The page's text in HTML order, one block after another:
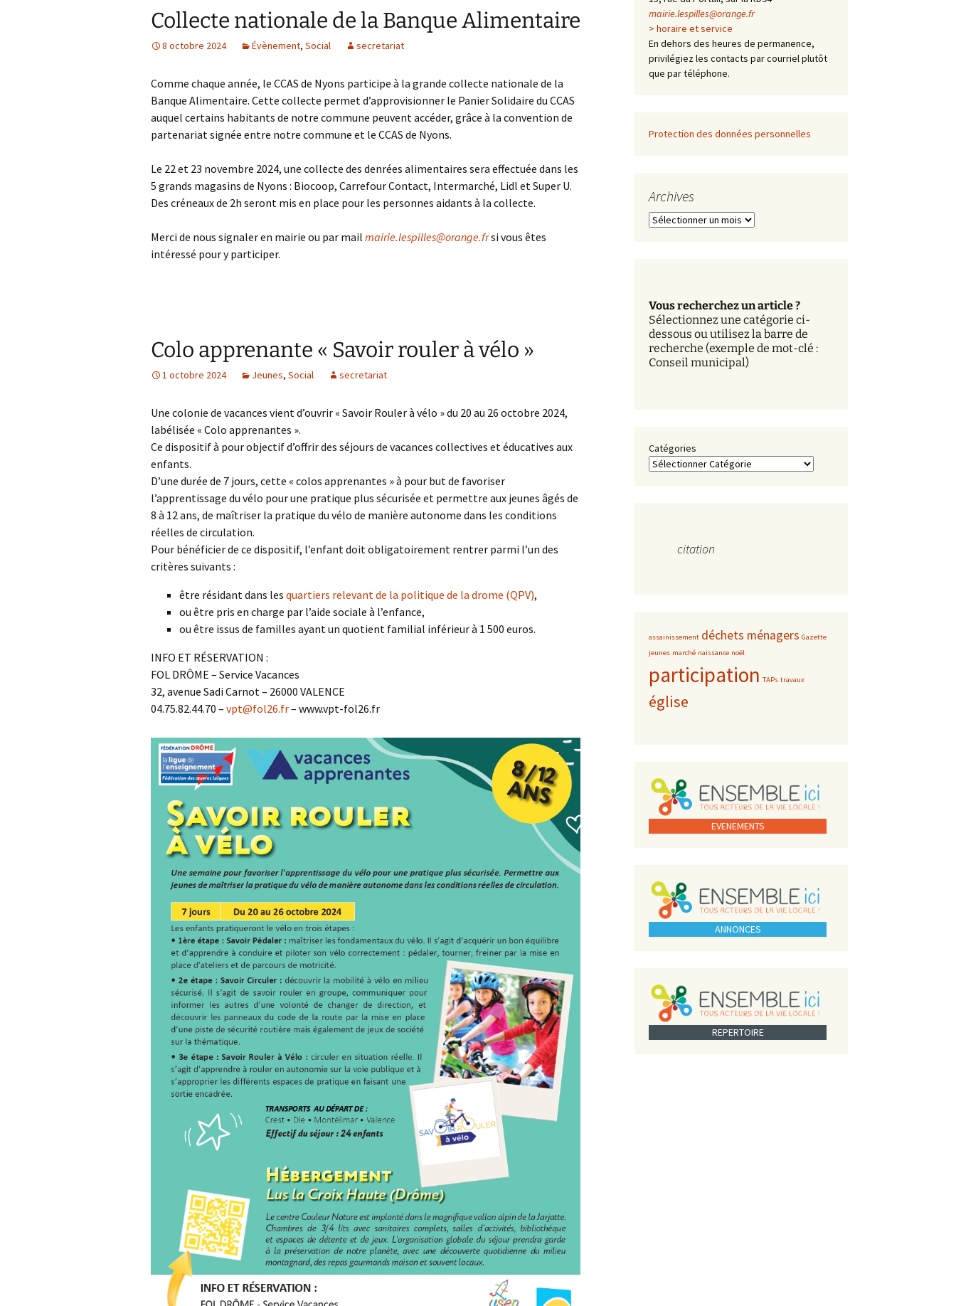
Arrêtés
Collecte nationale de la Banque Alimentaire
8 octobre 2024 Évènement, Social secretariat
Comme chaque année, le CCAS de Nyons participe à la grande collecte nationale de la
Banque Alimentaire. Cette collecte permet d’approvisionner le Panier Solidaire du CCAS
auquel certains habitants de notre commune peuvent accéder, grâce à la convention de
partenariat signée entre notre commune et le CCAS de Nyons.
Le 22 et 23 novembre 2024, une collecte des denrées alimentaires sera effectuée dans les
5 grands magasins de Nyons : Biocoop, Carrefour Contact, Intermarché, Lidl et Super U.
Des créneaux de 2h seront mis en place pour les personnes aidants à la collecte.
Merci de nous signaler en mairie ou par mail mairie.lespilles@orange.frsi vous êtes
intéressé pour y participer.
Colo apprenante « Savoir rouler à vélo »
1 octobre 2024 Jeunes, Social secretariat
Une colonie de vacances vient d’ouvrir « Savoir Rouler à vélo » du 20 au 26 octobre 2024,
labélisée « Colo apprenantes ».
Ce dispositif à pour objectif d’offrir des séjours de vacances collectives et éducatives aux
enfants.
D’une durée de 7 jours, cette « colos apprenantes » à pour but de favoriser
l’apprentissage du vélo pour une pratique plus sécurisée et permettre aux jeunes âgés de
8 à 12 ans, de maîtriser la pratique du vélo de manière autonome dans les conditions
réelles de circulation.
Pour bénéficier de ce dispositif, l’enfant doit obligatoirement rentrer parmi l’un des
critères suivants :
être résidant dans les quartiers relevant de la politique de la drome (QPV),
ou être pris en charge par l’aide sociale à l’enfance,
ou être issus de familles ayant un quotient familial inférieur à 1 500 euros.
INFO ET RÉSERVATION :
FOL DRÔME – Service Vacances
32, avenue Sadi Carnot – 26000 VALENCE
04.75.82.44.70 – vpt@fol26.fr– www.vpt-fol26.fr
mairie.lespilles@orange.fr
> horaire et service
En dehors des heures de permanence,
privilégiez les contacts par courriel plutôt
que par téléphone.
Protection des données personnelles
Archives
A
e
s
Vous recherchez un article ?
Sélectionnez une catégorie ci-
dessous ou utilisez la barre de
recherche (exemple de mot-clé :
Conseil municipal)
Catégories
citation
assainissement déchets ménagers Gazette
jeunes marché naissance noël
participation TAPs travaux
église
EVENEMENTS
ANNONCES
REPERTOIRE